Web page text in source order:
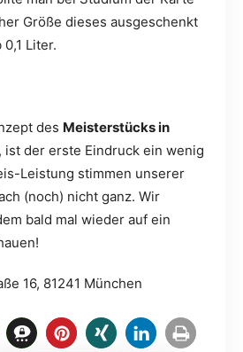
Größe dieses ausgeschenkt
0,1 Liter.
des Meisterstücks in
ist der erste Eindruck ein wenig
Leistung stimmen unserer
(noch) nicht ganz. Wir
bald mal wieder auf ein
16, 81241 München